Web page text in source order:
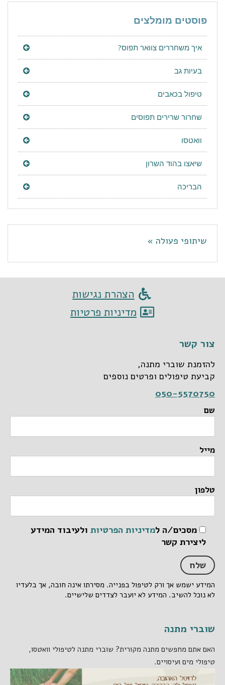
פוסטים מומלצים
איך משחררים צוואר תפוס?
בעיות גב
טיפול בכאבים
שחרור שרירים תפוסים
וואטסו
שיאצו בהוד השרון
הבריכה
שיתופי פעולה »
הצהרת נגישות
מדיניות פרטיות
צור קשר
להזמנת שוברי מתנה,
קביעת טיפולים ופרטים נוספים
050-5570750
שם
מייל
טלפון
מסכים/ה למדיניות הפרטיות ולעיבוד המידע
ליצירת קשר
המידע ישמש אך ורק לטיפול בפנייה. מסירתו אינה חובה, אך בלעדיו
לא נוכל להשיב. המידע לא יועבר לצדדים שלישיים.
שוברי מתנה
האם אתם מחפשים מתנה מקורית? שוברי מתנה לטיפולי וואטסו,
טיפולי מים ועיסויים.